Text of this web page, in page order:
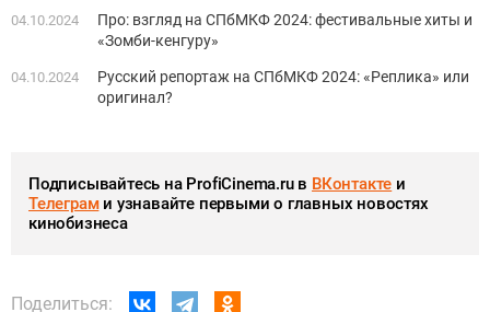
04.10.2024
Про: взгляд на СПбМКФ 2024: фестивальные хиты и
«Зомби-кенгуру»
04.10.2024
Русский репортаж на СПбМКФ 2024: «Реплика» или
оригинал?
Подписывайтесь на ProfiCinema.ru в ВКонтакте и
Телеграми узнавайте первыми о главных новостях
кинобизнеса
Поделиться: